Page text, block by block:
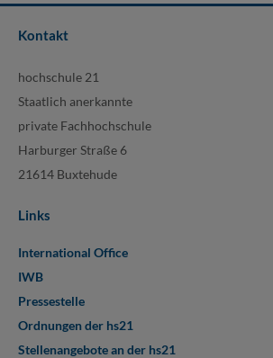
Kontakt
hochschule 21
Staatlich anerkannte
private Fachhochschule
Harburger Straße 6
21614 Buxtehude
Links
International Office
IWB
Pressestelle
Ordnungen der hs21
Stellenangebote an der hs21